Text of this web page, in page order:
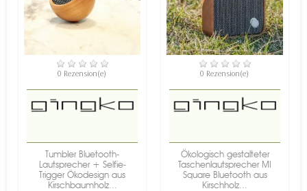
VERFÜGBAR
0 Rezension(e)
Tumbler Bluetooth-
Lautsprecher + Selfie-
Trigger Ökodesign aus
Kirschbaumholz...
VERFÜGBAR
0 Rezension(e)
Ökologisch gestalteter
Taschenlautsprecher MI
Square Bluetooth aus
Kirschholz...